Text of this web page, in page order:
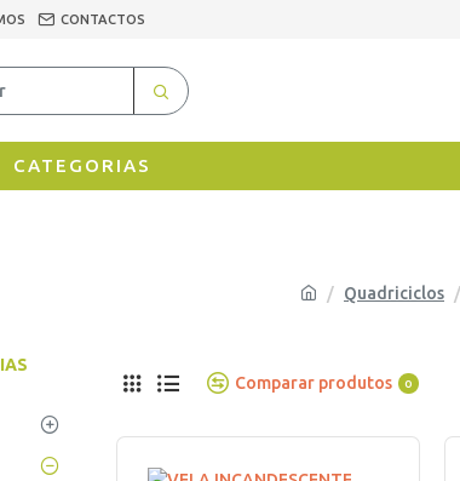
CONTACTOS
CATEGORIAS
Quadriciclos
Comparar produtos 0